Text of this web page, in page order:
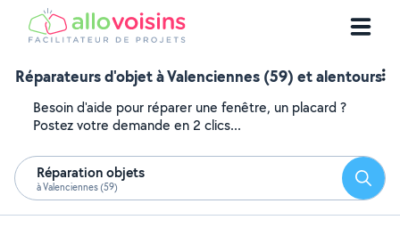
Réparateurs d'objet à Valenciennes (59) et alentours
Besoin d'aide pour réparer une fenêtre, un placard ?
Postez votre demande en 2 clics...
Réparation objets
à Valenciennes (59)